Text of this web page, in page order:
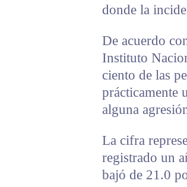
donde la
De acuerdo
Instituto
ciento de las
prácticamente
alguna
La cifra
registrado un
bajó de 21.0